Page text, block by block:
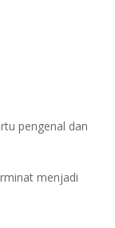
pengenal dan
menjadi